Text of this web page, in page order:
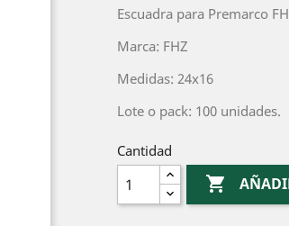
Escuadra para Premarco
Marca: FHZ
Medidas: 24x16
Lote o pack: 100 unidades.
Cantidad
